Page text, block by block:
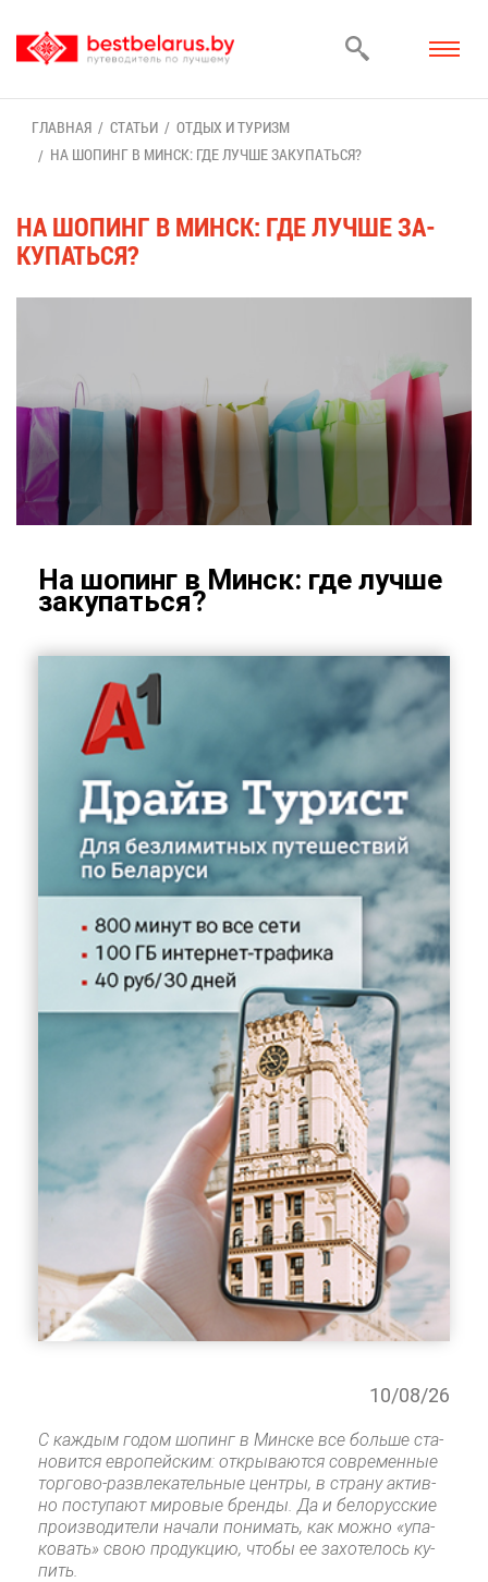
ГЛАВ­НАЯ СТА­ТЬИ
ОТ­ДЫХ И ТУ­РИЗМ
НА ШО­ПИНГ В МИНСК: ГДЕ ЛУЧ­ШЕ ЗА­КУ­ПАТЬ­СЯ?
НА ШО­ПИНГ В МИНСК: ГДЕ ЛУЧ­ШЕ ЗА­
КУ­ПАТЬ­СЯ?
На шо­пинг в Минск: где луч­ше
за­ку­пать­ся?
10/08/26
С каж­дым го­дом шо­пинг в Мин­ске все боль­ше ста­
но­вит­ся ев­ро­пей­ским: от­кры­ва­ют­ся со­вре­мен­ные
тор­го­во-раз­вле­ка­тель­ные цен­тры, в стра­ну ак­тив­
но по­сту­па­ют ми­ро­вые брен­ды. Да и бе­ло­рус­ские
про­из­во­ди­те­ли на­ча­ли по­ни­мать, как мож­но «упа­
ко­вать» свою про­дук­цию, что­бы ее за­хо­те­лось ку­
пить.